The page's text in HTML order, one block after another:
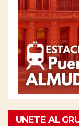
UNETE AL